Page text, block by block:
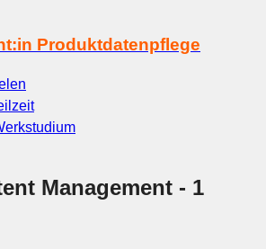
Produktdatenpflege
Management - 1